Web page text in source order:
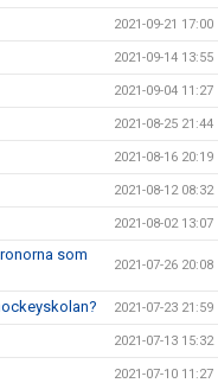
2021-09-21 17:00
2021-09-14 13:55
2021-09-04 11:27
2021-08-25 21:44
2021-08-16 20:19
2021-08-12 08:32
2021-08-02 13:07
som
2021-07-26 20:08
2021-07-23 21:59
2021-07-13 15:32
2021-07-10 11:27